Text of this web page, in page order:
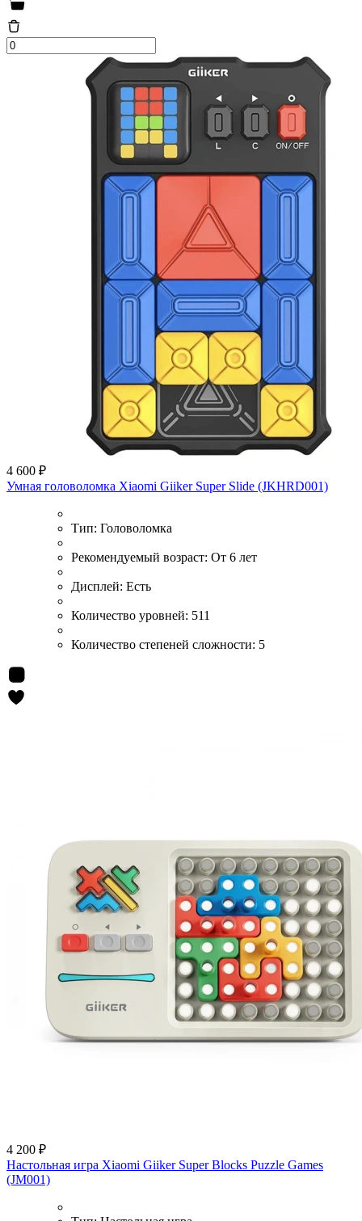
4 600 ₽
Умная головоломка Xiaomi Giiker Super Slide (JKHRD001)
Тип: Головоломка
Рекомендуемый возраст: От 6 лет
Дисплей: Есть
Количество уровней: 511
Количество степеней сложности: 5
4 200 ₽
Настольная игра Xiaomi Giiker Super Blocks Puzzle Games
(JM001)